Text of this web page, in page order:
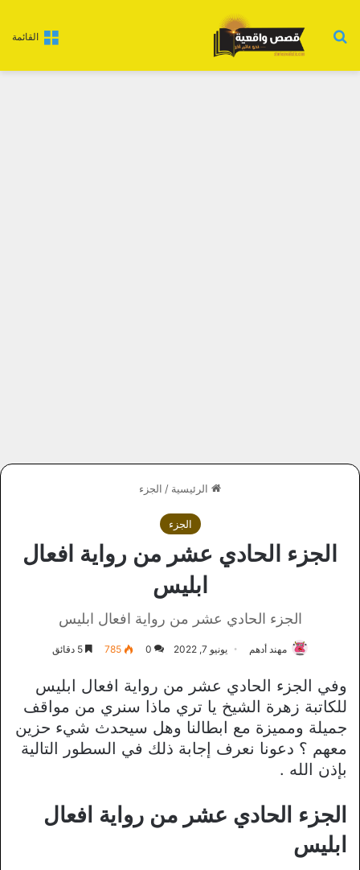
القائمة بحث عن
الرئيسية / الجزء
الجزء
الجزء الحادي عشر من رواية افعال
ابليس
الجزء الحادي عشر من رواية افعال ابليس
مهند أدهم يونيو 7, 2022 0
785
وفي الجزء الحادي عشر من رواية افعال ابليس
للكاتبة زهرة الشيخ يا تري ماذا سنري من مواقف
جميلة ومميزة مع ابطالنا وهل سيحدث شيء حزين
معهم ؟ دعونا نعرف إجابة ذلك في السطور التالية
بإذن الله .
الجزء الحادي عشر من رواية افعال
ابليس